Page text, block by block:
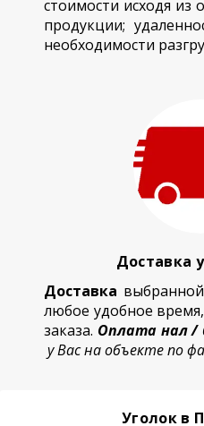
стоимости исходя из
продукции;
необходимости
Доставка
Доставка выбранной
любое удобное
заказа. Оплата нал /
у Вас на объекте по
Уголок в